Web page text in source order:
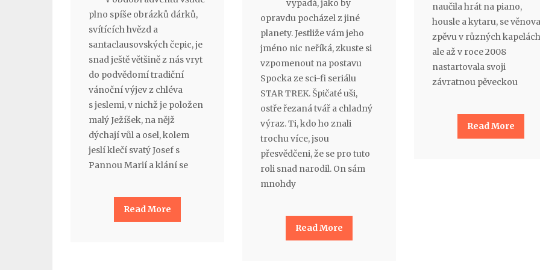
plno spíše obrázků dárků,
svítících hvězd a
santaclausovských čepic, je
snad ještě většině z nás vryt
do podvědomí tradiční
vánoční výjev z chléva
s jeslemi, v nichž je položen
malý Ježíšek, na nějž
dýchají vůl a osel, kolem
jeslí klečí svatý Josef s
Pannou Marií a klání se
Read More
vypadá, jako by
opravdu pocházel z jiné
planety. Jestliže vám jeho
jméno nic neříká, zkuste si
vzpomenout na postavu
Spocka ze sci-fi seriálu
STAR TREK. Špičaté uši,
ostře řezaná tvář a chladný
výraz. Ti, kdo ho znali
trochu více, jsou
přesvědčeni, že se pro tuto
roli snad narodil. On sám
mnohdy
Read More
naučila hrát na piano,
housle a kytaru, se
zpěvu v různých
ale až v roce 2008
nastartovala svoji
závratnou pěveckou
Read More